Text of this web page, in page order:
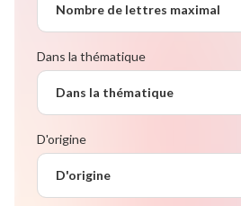
Nombre de lettres maximal
Dans la thématique
Dans la thématique
D'origine
D'origine